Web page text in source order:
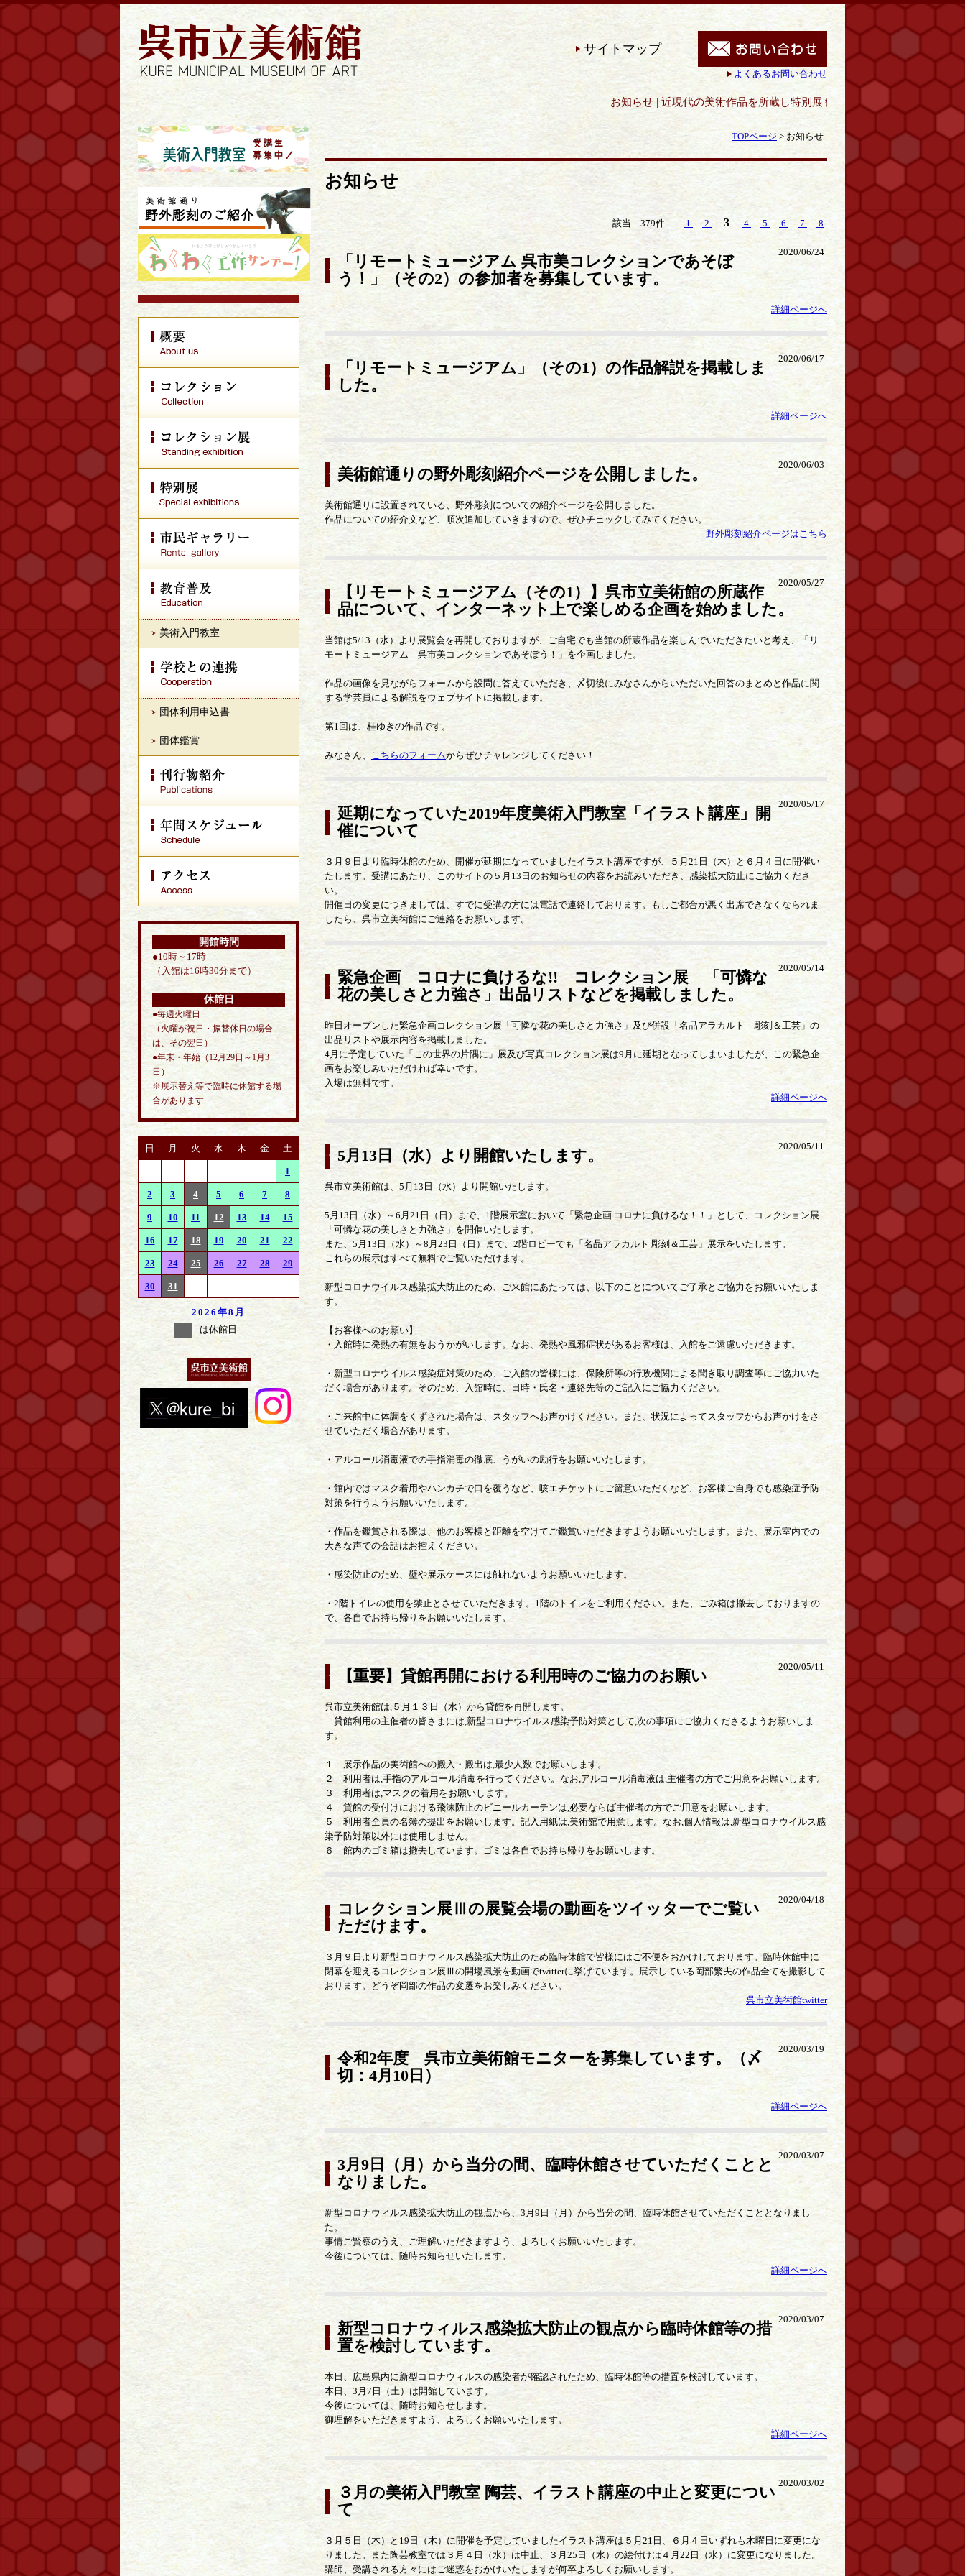
サイトマップ
よくあるお問い合わせ
お知らせ | 近現代の美術作品を所蔵し特別展も開催｜呉市立美術館
美術入門教室
団体利用申込書
団体鑑賞
開館時間
●10時～17時
（入館は16時30分まで）
休館日
●毎週火曜日
（火曜が祝日・振替休日の場合
は、その翌日）
●年末・年始（12月29日～1月3
日）
※展示替え等で臨時に休館する場
合があります
日 月 火 水 木 金 土
1
2 3 4 5 6 7 8
9 10 11 12 13 14 15
16 17 18 19 20 21 22
23 24 25 26 27 28 29
30 31
2026年8月
は休館日
TOPページ > お知らせ
お知らせ
該当 379件 1 2 3 4 5 6 7 8
2020/06/24
「リモートミュージアム 呉市美コレクションであそぼ
う！」（その2）の参加者を募集しています。
詳細ページへ
2020/06/17
「リモートミュージアム」（その1）の作品解説を掲載しま
した。
詳細ページへ
2020/06/03
美術館通りの野外彫刻紹介ページを公開しました。
美術館通りに設置されている、野外彫刻についての紹介ページを公開しました。
作品についての紹介文など、順次追加していきますので、ぜひチェックしてみてください。
野外彫刻紹介ページはこちら
2020/05/27
【リモートミュージアム（その1）】呉市立美術館の所蔵作
品について、インターネット上で楽しめる企画を始めました。
当館は5/13（水）より展覧会を再開しておりますが、ご自宅でも当館の所蔵作品を楽しんでいただきたいと考え、「リ
モートミュージアム 呉市美コレクションであそぼう！」を企画しました。
作品の画像を見ながらフォームから設問に答えていただき、〆切後にみなさんからいただいた回答のまとめと作品に関
する学芸員による解説をウェブサイトに掲載します。
第1回は、桂ゆきの作品です。
みなさん、 こちらのフォームからぜひチャレンジしてください！
2020/05/17
延期になっていた2019年度美術入門教室「イラスト講座」開
催について
３月９日より臨時休館のため、開催が延期になっていましたイラスト講座ですが、５月21日（木）と６月４日に開催い
たします。受講にあたり、このサイトの５月13日のお知らせの内容をお読みいただき、感染拡大防止にご協力くださ
い。
開催日の変更につきましては、すでに受講の方には電話で連絡しております。もしご都合が悪く出席できなくなられま
したら、呉市立美術館にご連絡をお願いします。
2020/05/14
緊急企画 コロナに負けるな!! コレクション展 「可憐な
花の美しさと力強さ」出品リストなどを掲載しました。
昨日オープンした緊急企画コレクション展「可憐な花の美しさと力強さ」及び併設「名品アラカルト 彫刻＆工芸」の
出品リストや展示内容を掲載しました。
4月に予定していた「この世界の片隅に」展及び写真コレクション展は9月に延期となってしまいましたが、この緊急企
画をお楽しみいただければ幸いです。
入場は無料です。
詳細ページへ
2020/05/11
5月13日（水）より開館いたします。
呉市立美術館は、5月13日（水）より開館いたします。
5月13日（水）～6月21日（日）まで、1階展示室において「緊急企画 コロナに負けるな！！」として、コレクション展
「可憐な花の美しさと力強さ」を開催いたします。
また、5月13日（水）～8月23日（日）まで、2階ロビーでも「名品アラカルト 彫刻＆工芸」展示をいたします。
これらの展示はすべて無料でご覧いただけます。
新型コロナウイルス感染拡大防止のため、ご来館にあたっては、以下のことについてご了承とご協力をお願いいたしま
す。
【お客様へのお願い】
・入館時に発熱の有無をおうかがいします。なお、発熱や風邪症状があるお客様は、入館をご遠慮いただきます。
・新型コロナウイルス感染症対策のため、ご入館の皆様には、保険所等の行政機関による聞き取り調査等にご協力いた
だく場合があります。そのため、入館時に、日時・氏名・連絡先等のご記入にご協力ください。
・ご来館中に体調をくずされた場合は、スタッフへお声かけください。また、状況によってスタッフからお声かけをさ
せていただく場合があります。
・アルコール消毒液での手指消毒の徹底、うがいの励行をお願いいたします。
・館内ではマスク着用やハンカチで口を覆うなど、咳エチケットにご留意いただくなど、お客様ご自身でも感染症予防
対策を行うようお願いいたします。
・作品を鑑賞される際は、他のお客様と距離を空けてご鑑賞いただきますようお願いいたします。また、展示室内での
大きな声での会話はお控えください。
・感染防止のため、壁や展示ケースには触れないようお願いいたします。
・2階トイレの使用を禁止とさせていただきます。1階のトイレをご利用ください。また、ごみ箱は撤去しておりますの
で、各自でお持ち帰りをお願いいたします。
2020/05/11
【重要】貸館再開における利用時のご協力のお願い
呉市立美術館は,５月１３日（水）から貸館を再開します。
貸館利用の主催者の皆さまには,新型コロナウイルス感染予防対策として,次の事項にご協力くださるようお願いしま
す。
１ 展示作品の美術館への搬入・搬出は,最少人数でお願いします。
２ 利用者は,手指のアルコール消毒を行ってください。なお,アルコール消毒液は,主催者の方でご用意をお願いします。
３ 利用者は,マスクの着用をお願いします。
４ 貸館の受付けにおける飛沫防止のビニールカーテンは,必要ならば主催者の方でご用意をお願いします。
５ 利用者全員の名簿の提出をお願いします。記入用紙は,美術館で用意します。なお,個人情報は,新型コロナウイルス感
染予防対策以外には使用しません。
６ 館内のゴミ箱は撤去しています。ゴミは各自でお持ち帰りをお願いします。
2020/04/18
コレクション展Ⅲの展覧会場の動画をツイッターでご覧い
ただけます。
３月９日より新型コロナウィルス感染拡大防止のため臨時休館で皆様にはご不便をおかけしております。臨時休館中に
閉幕を迎えるコレクション展Ⅲの開場風景を動画でtwitterに挙げています。展示している岡部繁夫の作品全てを撮影して
おります。どうぞ岡部の作品の変遷をお楽しみください。
呉市立美術館twitter
2020/03/19
令和2年度 呉市立美術館モニターを募集しています。（〆
切：4月10日）
詳細ページへ
2020/03/07
3月9日（月）から当分の間、臨時休館させていただくことと
なりました。
新型コロナウィルス感染拡大防止の観点から、3月9日（月）から当分の間、臨時休館させていただくこととなりまし
た。
事情ご賢察のうえ、ご理解いただきますよう、よろしくお願いいたします。
今後については、随時お知らせいたします。
詳細ページへ
2020/03/07
新型コロナウィルス感染拡大防止の観点から臨時休館等の措
置を検討しています。
本日、広島県内に新型コロナウィルスの感染者が確認されたため、臨時休館等の措置を検討しています。
本日、3月7日（土）は開館しています。
今後については、随時お知らせします。
御理解をいただきますよう、よろしくお願いいたします。
詳細ページへ
2020/03/02
３月の美術入門教室 陶芸、イラスト講座の中止と変更につい
て
３月５日（木）と19日（木）に開催を予定していましたイラスト講座は５月21日、６月４日いずれも木曜日に変更にな
りました。また陶芸教室では３月４日（水）は中止、３月25日（水）の絵付けは４月22日（水）に変更になりました。
講師、受講される方々にはご迷惑をおかけいたしますが何卒よろしくお願いします。